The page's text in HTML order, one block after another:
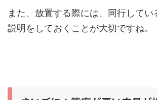
また、放置する際には、同行してい
説明をしておくことが大切ですね。